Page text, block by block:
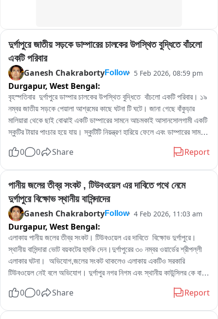
দুর্গাপুরে জাতীয় সড়কে ডাম্পারের চালকের উপস্থিত বুদ্ধিতে বাঁচলো
একটি পরিবার
Ganesh ChakrabortyFollow 5 Feb 2026, 08:59 pm
Durgapur, West Bengal:
বৃহস্পতিবার  দুর্গাপুরে ডাম্পার চালকের উপস্থিত বুদ্ধিতে  বাঁচলো একটি পরিবার। ১৯
নম্বর জাতীয় সড়কে পেয়ালা আশ্রমের কাছে ঘটনা টি ঘটে। জানা গেছে বাঁকুড়ার
মালিয়ারা থেকে ছাই বোঝাই একটি ডাম্পারের সামনে আচমকাই আসানসোলগামী একটি
স্কুটির টায়ার পাংচার হয়ে যায়। স্কুটিটি নিয়ন্ত্রণ হারিয়ে ফেলে এবং ডাম্পারের সামনে
আরোহীরা অল্পবিস্তর লাগলে ও বড়সড় আঘাত থেকে বেঁচে যায়। আহতদের ট্রফিক
0 0 Share Report
পানীয় জলের তীব্র সংকট , টিউবওয়েল এর দাবিতে পথে নেমে
দুর্গাপুরে বিক্ষোভ স্থানীয় বাসিন্দাদের
Ganesh ChakrabortyFollow 4 Feb 2026, 11:03 am
Durgapur, West Bengal:
এলাকায় পানীয় জলের তীব্র সংকট। টিউবওয়েল এর দাবিতে  বিক্ষোভ দুর্গাপুরে।
স্থানীয় বাসিন্দারা ভোট বয়কটের হুমকি দেন।দুর্গাপুরের ৩০ নম্বর ওয়ার্ডের শ্রীপল্লী
এলাকার ঘটনা।  অভিযোগ,জলের সংকট থাকলেও এলাকায় একটিও সরকারি
টিউবওয়েল নেই বলে অভিযোগ। দুর্গাপুর নগর নিগম এবং স্থানীয় কাউন্সিলর কে বার
করে স্থানীয় মানুষ বলে জানা গেছে।
0 0 Share Report